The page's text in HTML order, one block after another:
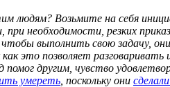
людям? Возьмите на себя
при необходимости, резких
чтобы выполнить свою задачу,
это позволяет
помог другим, чувство
умереть , поскольку они